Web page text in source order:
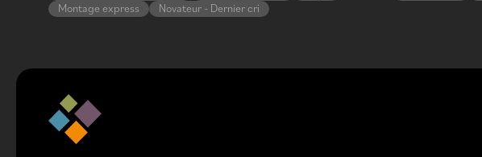
Montage express
Novateur - Dernier cri